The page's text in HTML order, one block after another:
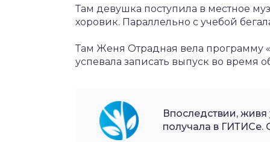
Там девушка поступила в местное
хоровик. Параллельно с учебой
Там Женя Отрадная вела
успевала записать выпуск во
Впоследствии,
получала в ГИТИСе.